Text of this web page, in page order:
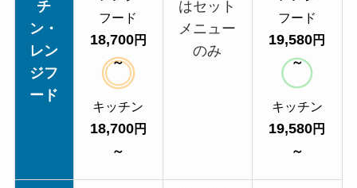
チ
ン・
レン
ジフ
ード
フード
18,700円
～
キッチン
18,700円
～
はセット
メニュー
のみ
フード
19,580円
～
キッチン
19,580円
～